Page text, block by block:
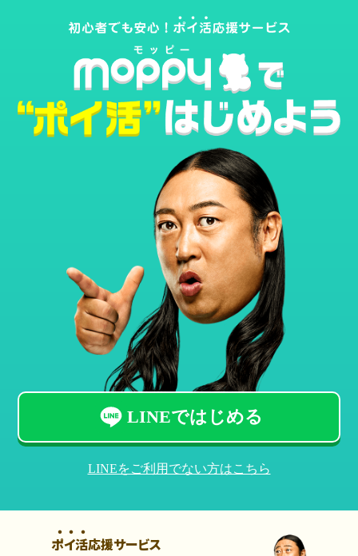
LINEではじめる
LINEをご利用でない方はこちら
ポイ活応援サービス